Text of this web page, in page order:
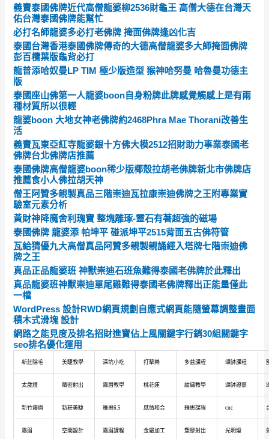
義賣泰國佛牌近代高僧龍婆柳2536財龜王 高僧大德在台灣天
佑台灣泰國佛牌能幫忙
必打名師龍婆多必打老佛牌 掩面佛牌逢凶化吉
泰國台灣香港泰國佛牌傳奇的大德高僧龍婆多大師掩面佛牌
彭百欖葉版龜背必打
龍普添哈奴曼LP TIM 極少版造型 猴神哈努曼 哈魯曼功德主
版
泰國座山佛第一人龍婆boon自身粉牌此牌感覺觸感上是有兩
種材質所以很輕
龍婆boon 大地女神老佛牌約2468Phra Mae Thorani改善生
活
義賣瓦東亞紅寺龍婆銀十方佛大模2512招財助力事業泰國老
佛牌台北佛牌店推薦
泰國佛牌高僧龍婆boon稀少版椰殼拉胡老佛牌新北市佛牌店
推薦食小人佛拉胡天神
僧王阿贊多親製真品三階崇迪瓦拉康崇迪佛牌之王附專業實
驗室元素分析
黃財神降魔舍利瑰寶 整塊雕琢-靈石有著超強的磁場
泰國佛牌 龍婆添 帕坤平 碰派坤平2515背面五古佛符管
瓦給猜優九大高僧真品阿贊多親製親誦經入塔牌七階崇迪佛
牌之王
真品正品龍婆班 神獸崇迪石班魚難得泰國老佛牌於此釋出
真品龍婆班神獸崇迪單尾雞難得泰國老佛牌釋出正能量僅此
一檔
WordPress 設計RWD網頁規劃自應式網頁能隨螢幕調整畫面
積木式滑塊 設計
網路之能見度及排名招財進寶佔上風關鍵字行銷30組關鍵字
seo排名優化運用
新莊除毛 美睫教學 深坑小吃 打擊樂 多益課程 頌缽課程
太歲燈 精密射出 霧眉教學 桃花運 紋繡教學 頌缽證照
新竹霧眉 新莊美睫 雅思6.5 感情和合 雅思課程 cnc
霧眉 空間設計 霧眉課程 金屬加工 塑膠射出 光明燈